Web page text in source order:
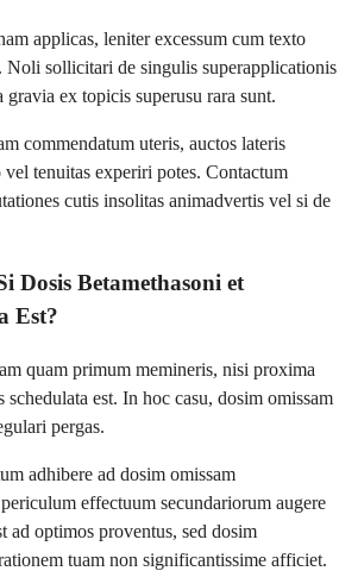
applicas, leniter excessum cum texto
Noli sollicitari de singulis superapplicationis
ex topicis superusu rara sunt.
commendatum uteris, auctos lateris
tenuitas experiri potes. Contactum
cutis insolitas animadvertis vel si de
Dosis Betamethasoni et
Est?
quam primum memineris, nisi proxima
est. In hoc casu, dosim omissam
pergas.
adhibere ad dosim omissam
effectuum secundariorum augere
ad optimos proventus, sed dosim
tuam non significantissime afficiet.